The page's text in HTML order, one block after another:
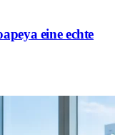
eine echte